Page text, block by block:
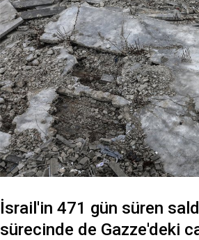
İsrail'in 471 gün süren
sürecinde de Gazze'deki